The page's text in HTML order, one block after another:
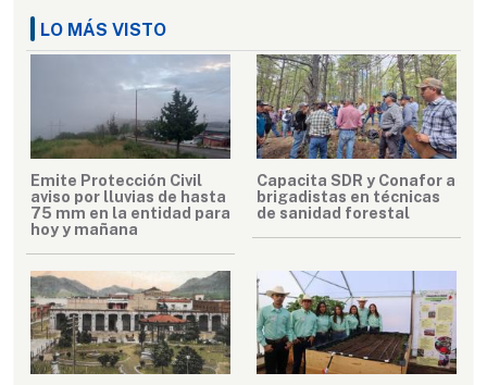
LO MÁS VISTO
Emite Protección Civil
aviso por lluvias de hasta
75 mm en la entidad para
hoy y mañana
Capacita SDR y Conafor a
brigadistas en técnicas
de sanidad forestal